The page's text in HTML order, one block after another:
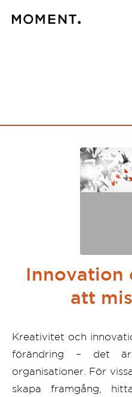
Innovation
att
Kreativitet och
förändring – det
organisationer. För
skapa framgång,